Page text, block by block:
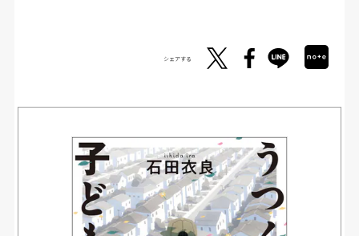
シェアする